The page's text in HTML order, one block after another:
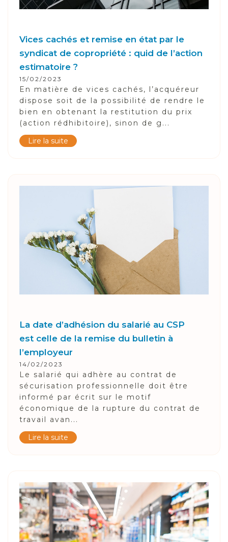
Vices cachés et remise en état par le
syndicat de copropriété : quid de l’action
estimatoire ?
15/02/2023
En matière de vices cachés, l’acquéreur
dispose soit de la possibilité de rendre le
bien en obtenant la restitution du prix
(action rédhibitoire), sinon de g...
Lire la suite
La date d’adhésion du salarié au CSP
est celle de la remise du bulletin à
l’employeur
14/02/2023
Le salarié qui adhère au contrat de
sécurisation professionnelle doit être
informé par écrit sur le motif
économique de la rupture du contrat de
travail avan...
Lire la suite